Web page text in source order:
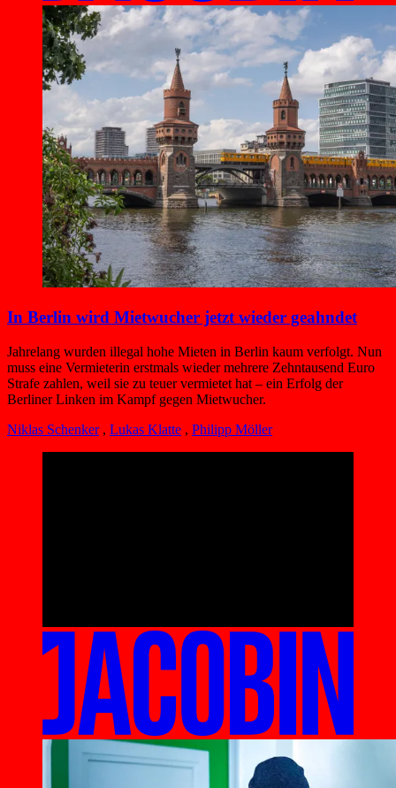
In Berlin wird Mietwucher jetzt wieder geahndet
Jahrelang wurden illegal hohe Mieten in Berlin kaum verfolgt. Nun
muss eine Vermieterin erstmals wieder mehrere Zehntausend Euro
Strafe zahlen, weil sie zu teuer vermietet hat – ein Erfolg der
Berliner Linken im Kampf gegen Mietwucher.
Niklas Schenker , Lukas Klatte , Philipp Möller